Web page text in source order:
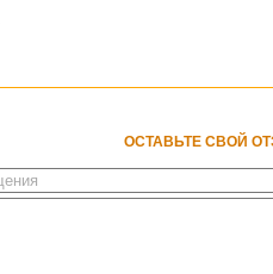
ОСТАВЬТЕ СВОЙ